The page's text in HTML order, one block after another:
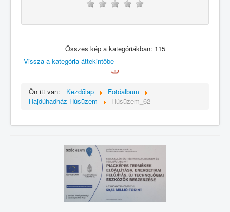
Összes kép a kategóriákban: 115
Vissza a kategória áttekintőbe
Ön itt van: Kezdőlap
Fotóalbum
Hajdúhadház Húsüzem
Húsüzem_62